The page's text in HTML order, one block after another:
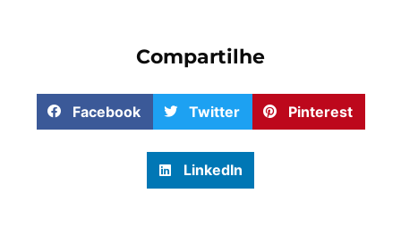
Compartilhe
Facebook Twitter Pinterest
LinkedIn